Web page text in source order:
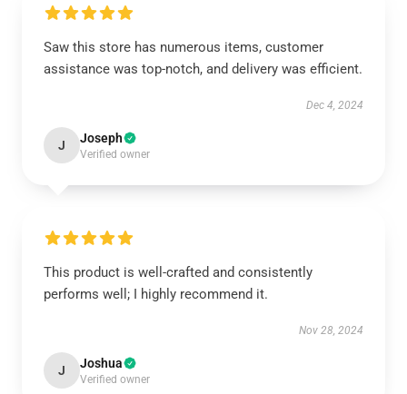
Saw this store has numerous items, customer
assistance was top-notch, and delivery was efficient.
Dec 4, 2024
J Joseph
Verified owner
This product is well-crafted and consistently
performs well; I highly recommend it.
Nov 28, 2024
J Joshua
Verified owner